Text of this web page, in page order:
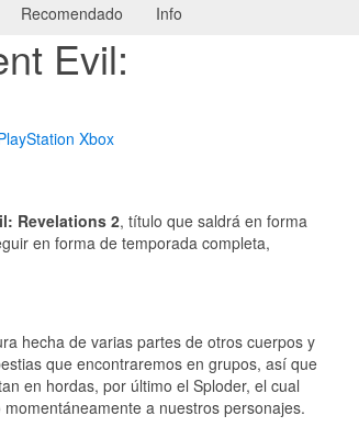
Recomendado Info
Evil:
Xbox
Revelations 2, título que saldrá en forma
en forma de temporada completa,
hecha de varias partes de otros cuerpos y
que encontraremos en grupos, así que
en hordas, por último el Sploder, el cual
a nuestros personajes.